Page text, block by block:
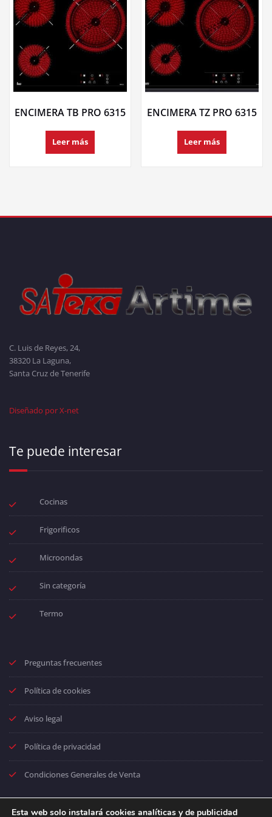
ENCIMERA TB PRO 6315
Leer más
ENCIMERA TZ PRO 6315
Leer más
C. Luis de Reyes, 24,
38320 La Laguna,
Santa Cruz de Tenerife
Diseñado por X-net
Te puede interesar
Cocinas
Frigorificos
Microondas
Sin categoría
Termo
Preguntas frecuentes
Política de cookies
Aviso legal
Política de privacidad
Condiciones Generales de Venta
Esta web solo instalará cookies analíticas y de publicidad